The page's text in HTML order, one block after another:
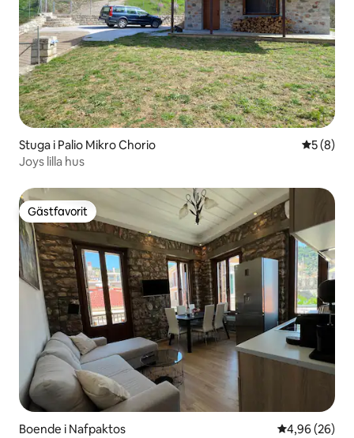
Stuga i Palio Mikro Chorio 5 av 5 i
5 (8)
Joys lilla hus
Gästfavorit
Gästfavorit
Boende i Nafpaktos 4,96 av 5 i
4,96 (26)